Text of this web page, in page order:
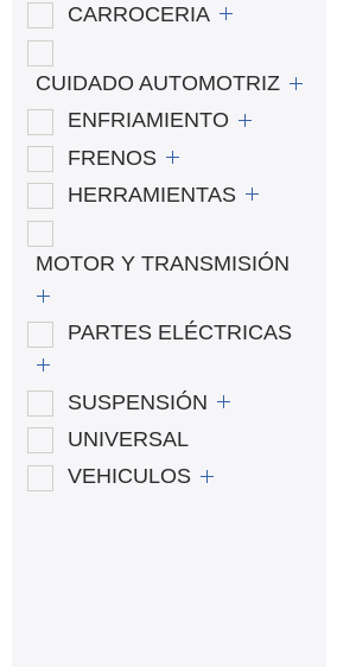
CARROCERIA
CUIDADO AUTOMOTRIZ
ENFRIAMIENTO
FRENOS
HERRAMIENTAS
MOTOR Y TRANSMISIÓN
PARTES ELÉCTRICAS
SUSPENSIÓN
UNIVERSAL
VEHICULOS